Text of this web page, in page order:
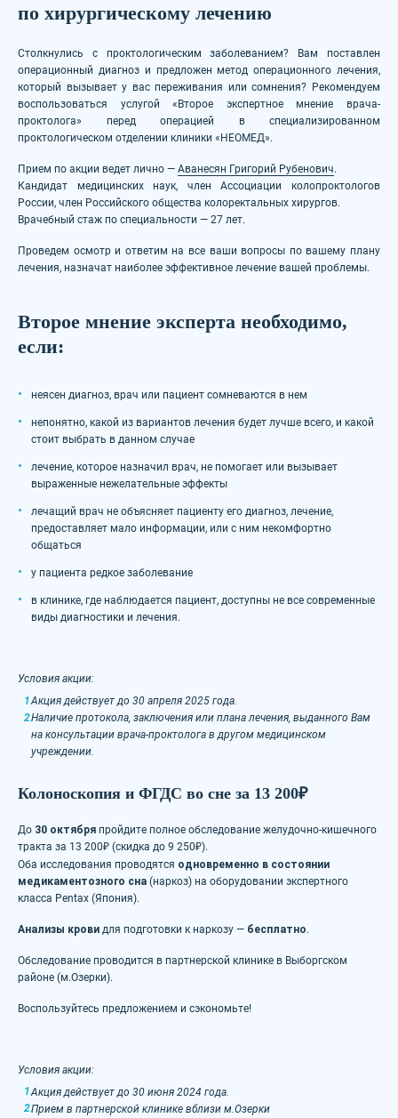
по хирургическому лечению
Столкнулись с проктологическим заболеванием? Вам поставлен
операционный диагноз и предложен метод операционного лечения,
который вызывает у вас переживания или сомнения? Рекомендуем
воспользоваться услугой «Второе экспертное мнение врача-
проктолога» перед операцией в специализированном
проктологическом отделении клиники «НЕОМЕД».
Прием по акции ведет лично — Аванесян Григорий Рубенович.
Кандидат медицинских наук, член Ассоциации колопроктологов
России, член Российского общества колоректальных хирургов.
Врачебный стаж по специальности — 27 лет.
Проведем осмотр и ответим на все ваши вопросы по вашему плану
лечения, назначат наиболее эффективное лечение вашей проблемы.
Второе мнение эксперта необходимо,
если:
неясен диагноз, врач или пациент сомневаются в нем
непонятно, какой из вариантов лечения будет лучше всего, и какой
стоит выбрать в данном случае
лечение, которое назначил врач, не помогает или вызывает
выраженные нежелательные эффекты
лечащий врач не объясняет пациенту его диагноз, лечение,
предоставляет мало информации, или с ним некомфортно
общаться
у пациента редкое заболевание
в клинике, где наблюдается пациент, доступны не все современные
виды диагностики и лечения.
Условия акции:
Акция действует до 30 апреля 2025 года.
Наличие протокола, заключения или плана лечения, выданного Вам
на консультации врача-проктолога в другом медицинском
учреждении.
Колоноскопия и ФГДС во сне за 13 200₽
До 30 октября пройдите полное обследование желудочно-кишечного
тракта за 13 200₽ (скидка до 9 250₽).
Оба исследования проводятся одновременно в состоянии
медикаментозного сна (наркоз) на оборудовании экспертного
класса Pentax (Япония).
Анализы крови для подготовки к наркозу — бесплатно.
Обследование проводится в партнерской клинике в Выборгском
районе (м.Озерки).
Воспользуйтесь предложением и сэкономьте!
Условия акции:
Акция действует до 30 июня 2024 года.
Прием в партнерской клинике вблизи м.Озерки